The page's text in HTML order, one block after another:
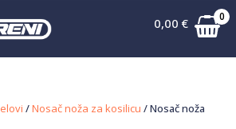
0,00 € 0
/Nosač noža za kosilicu / Nosač noža